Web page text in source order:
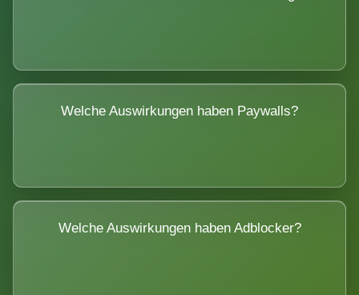
Welche Auswirkungen haben Paywalls?
Welche Auswirkungen haben Adblocker?